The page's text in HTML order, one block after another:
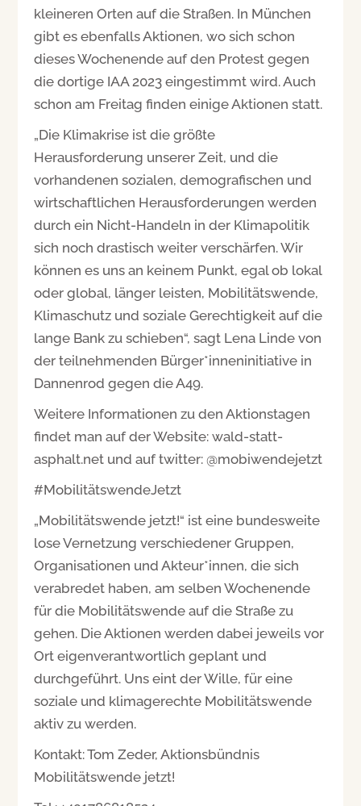
kleineren Orten auf die Straßen. In München
gibt es ebenfalls Aktionen, wo sich schon
dieses Wochenende auf den Protest gegen
die dortige IAA 2023 eingestimmt wird. Auch
schon am Freitag finden einige Aktionen statt.
„Die Klimakrise ist die größte
Herausforderung unserer Zeit, und die
vorhandenen sozialen, demografischen und
wirtschaftlichen Herausforderungen werden
durch ein Nicht-Handeln in der Klimapolitik
sich noch drastisch weiter verschärfen. Wir
können es uns an keinem Punkt, egal ob lokal
oder global, länger leisten, Mobilitätswende,
Klimaschutz und soziale Gerechtigkeit auf die
lange Bank zu schieben“, sagt Lena Linde von
der teilnehmenden Bürger*inneninitiative in
Dannenrod gegen die A49.
Weitere Informationen zu den Aktionstagen
findet man auf der Website: wald-statt-
asphalt.net und auf twitter: @mobiwendejetzt
#MobilitätswendeJetzt
„Mobilitätswende jetzt!“ ist eine bundesweite
lose Vernetzung verschiedener Gruppen,
Organisationen und Akteur*innen, die sich
verabredet haben, am selben Wochenende
für die Mobilitätswende auf die Straße zu
gehen. Die Aktionen werden dabei jeweils vor
Ort eigenverantwortlich geplant und
durchgeführt. Uns eint der Wille, für eine
soziale und klimagerechte Mobilitätswende
aktiv zu werden.
Kontakt: Tom Zeder, Aktionsbündnis
Mobilitätswende jetzt!